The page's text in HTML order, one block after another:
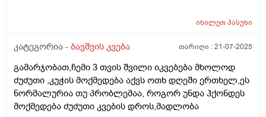
კურკლებივით გადიოდა ბავშვი, დაუნიშნა პეპ აცე, პეპ
კომფორტ არ, ჰიპის კომფორტიც ვაჭამე,
გააგიჟა. გაზების წამლები უარეს უშვრება. და ბოლოს
ფრისო მულტიო მიიღო კარგად, გაზები ისევ აწუხებს
მაგრამ არ ტირის, ვაჭმევ ფრისო მულტიოს 2 თვიდან.
თხის რძეს აქებს ბევრი და როგორია??? . ორი კვირაა
იხილეთპასუხი
კატეგორია - ბავშვის კვება თარიღი :21-07-2025
გამარჯობათ,ჩემი 3 თვის შვილი იკვებება მხოლოდ
ძუძუთი ,კუჭის მოქმედება აქვს ოთხ დღეში ერთხელ,ეს
ნორმალურია თუ პრობლემაა, როგორ უნდა ჰქონდეს
მოქმედება ძუძუთი კვების დროს,მადლობა